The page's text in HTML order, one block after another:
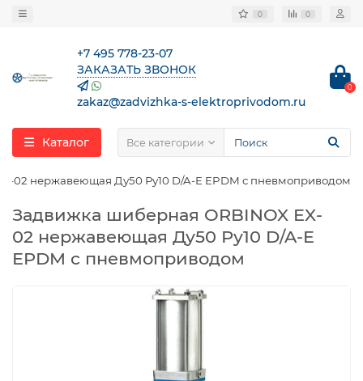
0 0
+7 495 778-23-07
ЗАКАЗАТЬ ЗВОНОК
zakaz@zadvizhka-s-elektroprivodom.ru
0
Каталог Все категории
02 нержавеющая Ду50 Ру10 D/A-E EPDM с пневмоприводом
Задвижка шиберная ORBINOX EX-
02 нержавеющая Ду50 Ру10 D/A-E
EPDM с пневмоприводом